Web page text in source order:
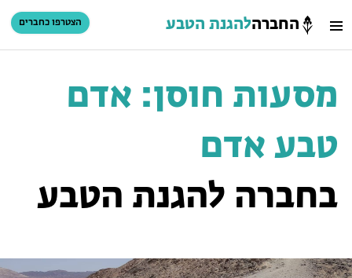
החברהלהגנת הטבע הצטרפו כחברים
סל קניות
הזמינו פעילויות וטיולים מודרכים
מסעות חוסן: אדם
טבע אדם
בחברה להגנת הטבע